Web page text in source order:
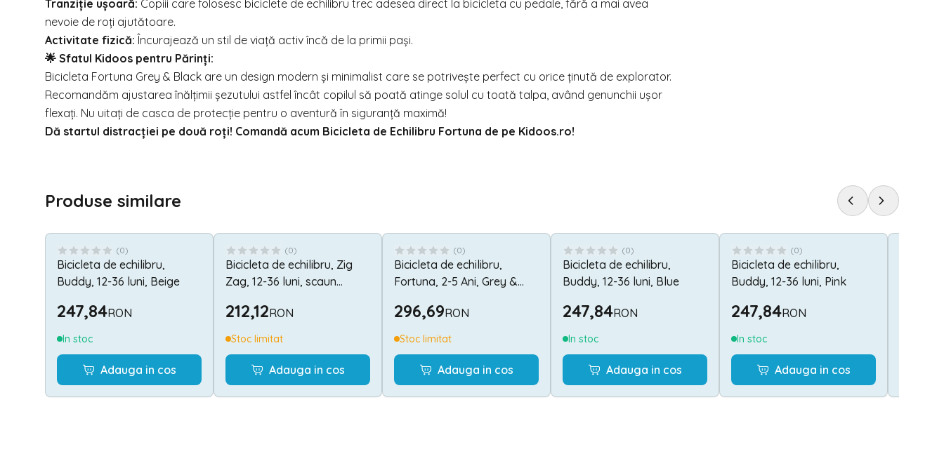
Tranziție ușoară: Copiii care folosesc biciclete de echilibru trec adesea direct la bicicleta cu pedale, fără a mai avea
nevoie de roți ajutătoare.
Activitate fizică: Încurajează un stil de viață activ încă de la primii pași.
🌟 Sfatul Kidoos pentru Părinți:
Bicicleta Fortuna Grey & Black are un design modern și minimalist care se potrivește perfect cu orice ținută de explorator.
Recomandăm ajustarea înălțimii șezutului astfel încât copilul să poată atinge solul cu toată talpa, având genunchii ușor
flexați. Nu uitați de casca de protecție pentru o aventură în siguranță maximă!
Dă startul distracției pe două roți! Comandă acum Bicicleta de Echilibru Fortuna de pe Kidoos.ro!
Produse similare
(0)
Bicicleta de echilibru,
Buddy, 12-36 luni, Beige
247,84RON
In stoc
Adauga in cos
(0)
Bicicleta de echilibru, Zig
Zag, 12-36 luni, scaun
muzica, Grey
212,12RON
Stoc limitat
Adauga in cos
(0)
Bicicleta de echilibru,
Fortuna, 2-5 Ani, Grey &
296,69RON
Stoc limitat
Adauga in cos
(0)
Bicicleta de echilibru,
Buddy, 12-36 luni, Blue
247,84RON
In stoc
Adauga in cos
(0)
Bicicleta de echilibru,
Buddy, 12-36 luni, Pink
247,84RON
In stoc
Adauga in cos